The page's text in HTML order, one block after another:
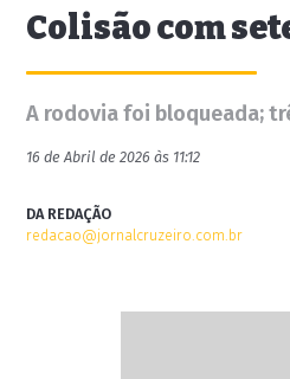
Colisão com
A rodovia foi bloqueada;
16 de Abril de 2026 às 11:12
DA REDAÇÃO
redacao@jornalcruzeiro.com.br